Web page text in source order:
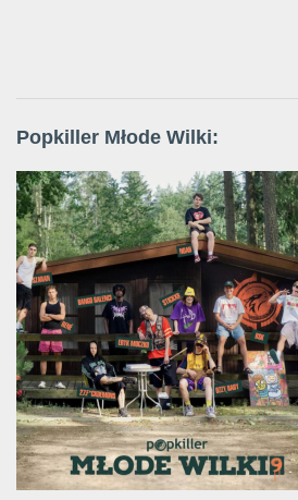
Popkiller Młode Wilki: